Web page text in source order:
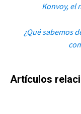
Konvoy, el
¿Qué sabemos
Artículos